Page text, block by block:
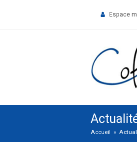
Espace
Accueil »